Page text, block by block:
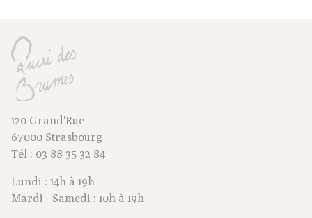
120 Grand'Rue
67000 Strasbourg
Tél : 03 88 35 32 84
Lundi : 14h à 19h
Mardi - Samedi : 10h à 19h